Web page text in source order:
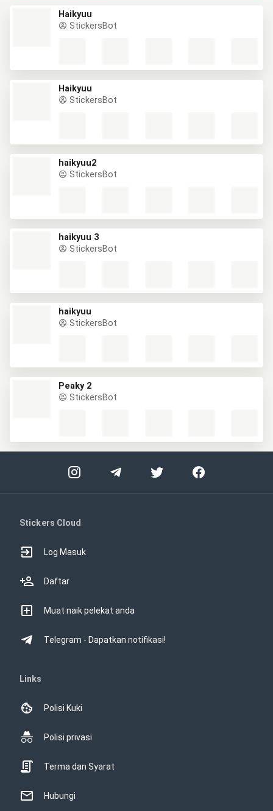
Haikyuu
StickersBot
Haikyuu
StickersBot
haikyuu2
StickersBot
haikyuu 3
StickersBot
haikyuu
StickersBot
Peaky 2
StickersBot
Stickers Cloud
Log Masuk
Daftar
Muat naik pelekat anda
Telegram - Dapatkan notifikasi!
Links
Polisi Kuki
Polisi privasi
Terma dan Syarat
Hubungi